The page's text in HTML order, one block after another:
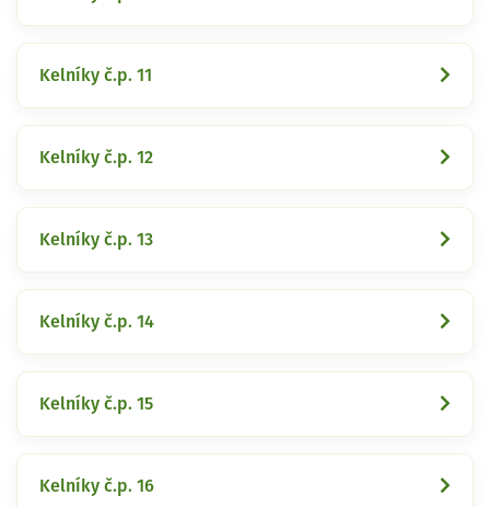
Kelníky č.p. 11
Kelníky č.p. 12
Kelníky č.p. 13
Kelníky č.p. 14
Kelníky č.p. 15
Kelníky č.p. 16